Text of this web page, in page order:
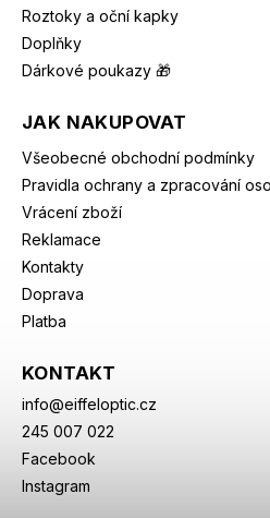
Roztoky a oční kapky
Doplňky
Dárkové poukazy 🎁
JAK NAKUPOVAT
Všeobecné obchodní podmínky
Pravidla ochrany a zpracování
Vrácení zboží
Reklamace
Kontakty
Doprava
Platba
KONTAKT
info@eiffeloptic.cz
245 007 022
Facebook
Instagram